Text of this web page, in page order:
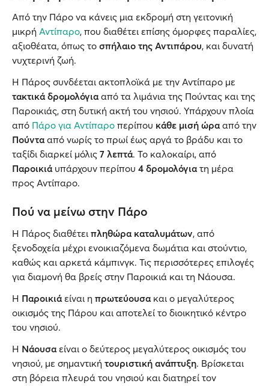
Από την Πάρο να κάνεις μια εκδρομή στη γειτονική
μικρή Αντίπαρο, που διαθέτει επίσης όμορφες παραλίες,
αξιοθέατα, όπως το σπήλαιο της Αντιπάρου, και δυνατή
νυχτερινή ζωή.
Η Πάρος συνδέεται ακτοπλοϊκά με την Αντίπαρο με
τακτικά δρομολόγιααπό τα λιμάνια της Πούντας και της
Παροικιάς, στη δυτική ακτή του νησιού. Υπάρχουν πλοία
από Πάρο για Αντίπαρο περίπου κάθε μισή ώρααπό την
Πούντααπό νωρίς το πρωί έως αργά το βράδυ και το
ταξίδι διαρκεί μόλις 7 λεπτά. Το καλοκαίρι, από
Παροικιά υπάρχουν περίπου 4 δρομολόγιατη μέρα
προς Αντίπαρο.
Πού να μείνω στην Πάρο
Η Πάρος διαθέτει πληθώρα καταλυμάτων, από
ξενοδοχεία μέχρι ενοικιαζόμενα δωμάτια και στούντιο,
καθώς και αρκετά κάμπινγκ. Τις περισσότερες επιλογές
για διαμονή θα βρείς στην Παροικιά και τη Νάουσα.
Η Παροικιάείναι η πρωτεύουσα και ο μεγαλύτερος
οικισμός της Πάρου και αποτελεί το διοικητικό κέντρο
του νησιού.
Η Νάουσαείναι ο δεύτερος μεγαλύτερος οικισμός του
νησιού, με σημαντική τουριστική ανάπτυξη. Βρίσκεται
στη βόρεια πλευρά του νησιού και διατηρεί τον